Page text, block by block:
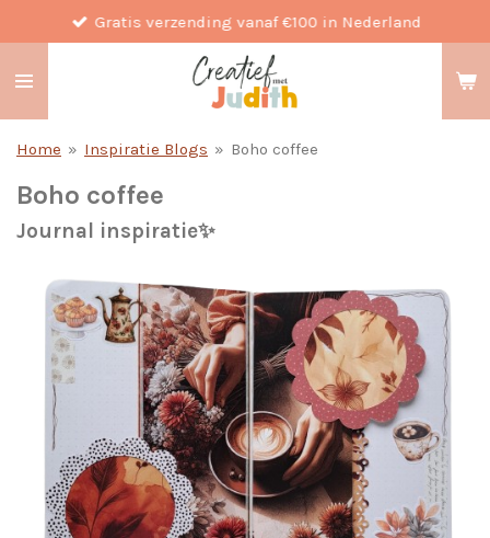
direct
naar
Gratis verzending vanaf €100 in Nederland
Home » Inspiratie Blogs » Boho coffee
Boho coffee
Journal inspiratie✨